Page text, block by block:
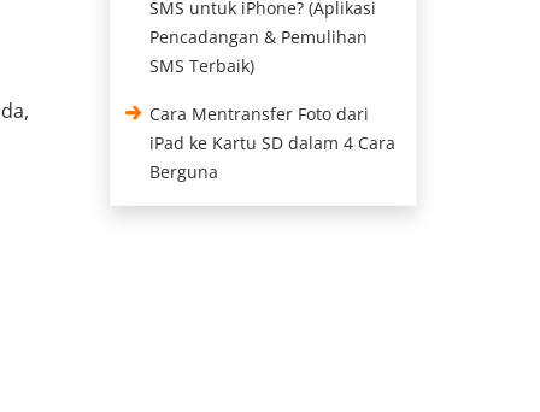
SMS untuk iPhone? (Aplikasi
Pencadangan & Pemulihan
SMS Terbaik)
Cara Mentransfer Foto dari
iPad ke Kartu SD dalam 4 Cara
Berguna